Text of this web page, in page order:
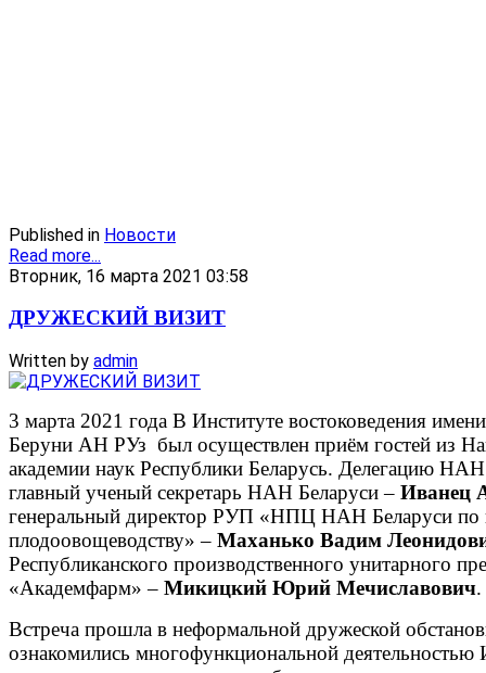
Published in Новости
Read more...
Вторник, 16 марта 2021 03:58
ДРУЖЕСКИЙ ВИЗИТ
Written by admin
3 марта 2021 года В Институте востоковедения
Беруни АН РУз был осуществлен приём гостей из
академии наук Республики Беларусь. Делегацию
главный ученый секретарь НАН Беларуси – Иванец
генеральный директор РУП «НПЦ НАН Беларуси по
плодоовощеводству» – Маханько Вадим
Республиканского производственного унитарного
«Академфарм» – Микицкий Юрий Мечиславович.
Встреча прошла в неформальной дружеской
ознакомились многофункциональной деятельностью